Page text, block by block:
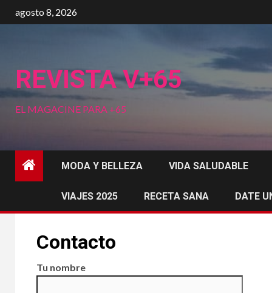
al
agosto 8, 2026
REVISTA V+65
EL MAGACINE PARA +65
MODA Y BELLEZA VIDA SALUDABLE
VIAJES 2025 RECETA SANA DATE
Contacto
Tu nombre